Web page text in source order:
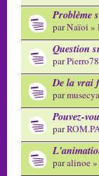
Problème
parNaïoi »
Question
par
De la vrai
par
Pouvez-
par
paralinoe